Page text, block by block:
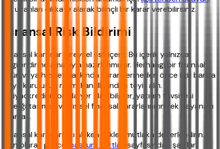
Bu uyarıları dikkate alarak bilinçli bir karar verebilirsiniz.
Finansal Risk Bildirimi
Finansal kararlar bireysel risk içerir. Bu içerik yalnızca
bilgilendirme amacıyla hazırlanmıştır. Herhangi bir finansal
ürün veya hizmet hakkında karar vermeden önce ilgili banka
veya kuruluşun resmi kanallarından teyit alın.
ihtiyackredisi.com'da yer alan bilgiler, yatırım tavsiyesi
niteliği taşımaz ve kişisel finansal kararlarınızın tek dayanağı
olamaz.
Finansal kararlarınızı alırken riskleri mutlaka değerlendirin.
Son olarak güncel
başvuru şartları
sayfasından şartları